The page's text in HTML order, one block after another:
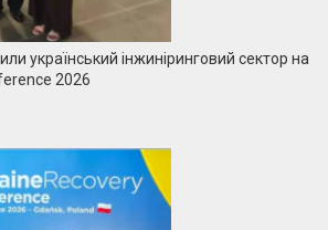
український інжиніринговий сектор на
2026